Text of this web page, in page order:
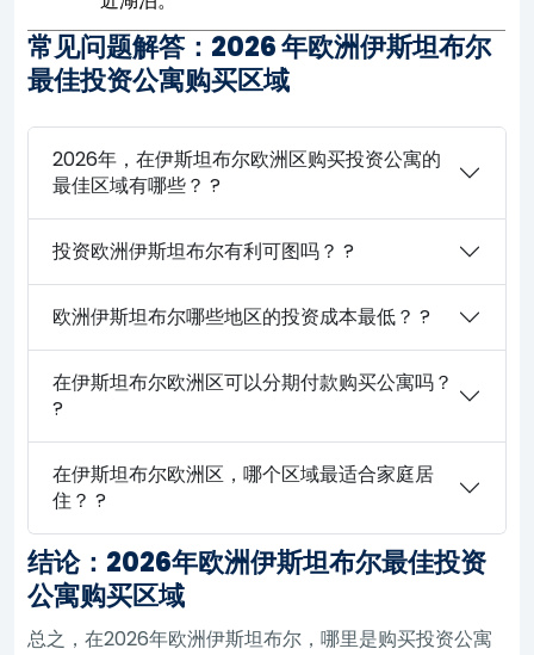
常见问题解答：2026 年欧洲伊斯坦布尔
最佳投资公寓购买区域
2026年，在伊斯坦布尔欧洲区购买投资公寓的
最佳区域有哪些？ ?
投资欧洲伊斯坦布尔有利可图吗？ ?
欧洲伊斯坦布尔哪些地区的投资成本最低？ ?
在伊斯坦布尔欧洲区可以分期付款购买公寓吗？
?
在伊斯坦布尔欧洲区，哪个区域最适合家庭居
住？ ?
结论：2026年欧洲伊斯坦布尔最佳投资
公寓购买区域
总之，在2026年欧洲伊斯坦布尔，哪里是购买投资公寓